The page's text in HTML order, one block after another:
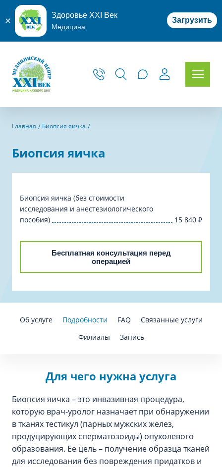
Здоровье XXI Век
Медицина
Загрузить
Главная Биопсия яичка
Биопсия яичка
Биопсия яичка (без стоимости
исследования и анестезиологического
пособия)
15 840 ₽
Бесплатная консультация перед
операцией
Об услуге Подробности FAQ
Связанные услуги
Филиалы
Запись
Для чего нужна услуга
Биопсия яичка – это инвазивная процедура,
которую врач-уролог назначает при обнаружении
в тканях тестикул (парных мужских желез,
продуцирующих сперматозоиды) опухолевого
образования. Ее цель – получение образца тканей
для исследования без повреждения придатков и